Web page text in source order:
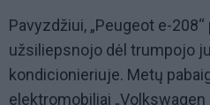
Pavyzdžiui, „Peugeot e-
užsiliepsnojo dėl trumpojo
kondicionieriuje. Metų
elektromobiliai „Volkswagen